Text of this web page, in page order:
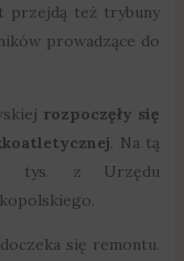
przejdą też trybuny
prowadzące do
rozpoczęły się
. Na tą
tys. z Urzędu
się remontu.